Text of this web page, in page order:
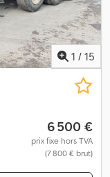
de benne
renouvelée env.
SUR LES
vente
1 / 15
6 500 €
prix fixe hors TVA
(7 800 € brut)